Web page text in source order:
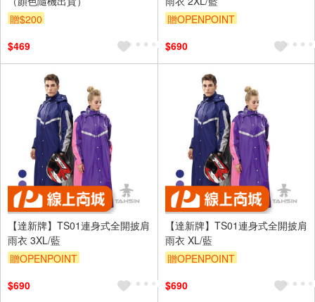
贈$200
$469
贈OPENPOINT
$690
【達新牌】TS01連身式全開披肩
雨衣 3XL/藍
贈OPENPOINT
$690
【達新牌】TS01連身式全開披肩
雨衣 XL/藍
贈OPENPOINT
$690